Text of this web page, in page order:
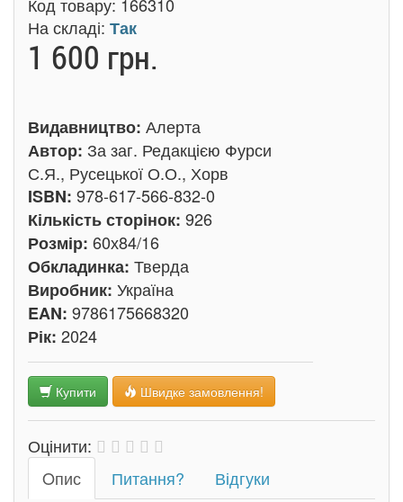
На складі: Так
1 600 грн.
Видавництво: Алерта
Автор: За заг. Редакцією Фурси
С.Я., Русецької О.О., Хорв
ISBN: 978-617-566-832-0
Кількість сторінок: 926
Розмір: 60х84/16
Обкладинка: Тверда
Виробник: Україна
EAN: 9786175668320
Рік: 2024
Купити Швидке замовлення!
Оцінити:
Oпис
Питання?
Відгуки